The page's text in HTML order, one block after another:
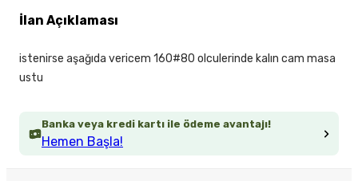
Banka veya kredi kartı ile ödeme avantajı!
Hemen Başla!
İlan Açıklaması
istenirse aşağıda vericem 160#80 olculerinde kalın cam masa
ustu